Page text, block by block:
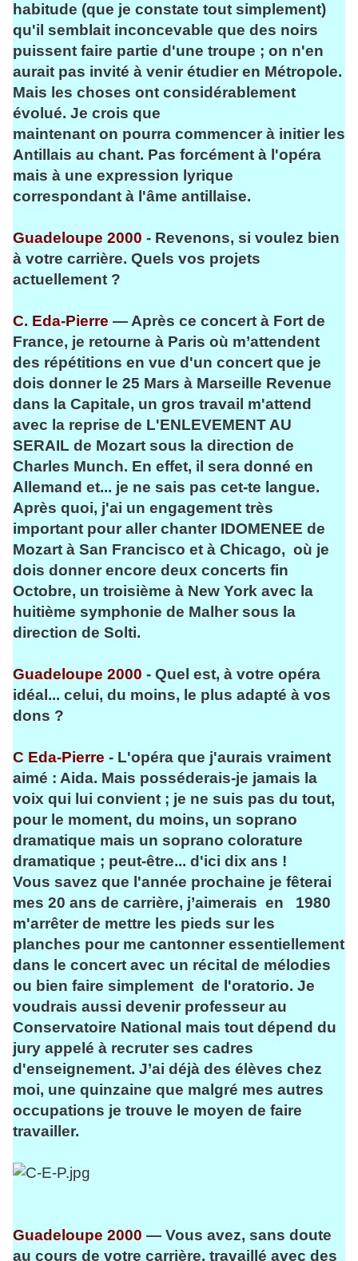
habitude (que je constate tout simplement)
qu'il semblait inconcevable que des noirs
puissent faire partie d'une troupe ; on n'en
aurait pas invité à venir étudier en Métropole.
Mais les choses ont considérablement
évolué. Je crois que
maintenant on pourra commencer à initier les
Antillais au chant. Pas forcément à l'opéra
mais à une expression lyrique
correspondant à l'âme antillaise.
Guadeloupe 2000 - Revenons, si voulez bien
à votre carrière. Quels vos projets
actuellement ?
C. Eda-Pierre — Après ce concert à Fort de
France, je retourne à Paris où m’attendent
des répétitions en vue d'un concert que je
dois donner le 25 Mars à Marseille Revenue
dans la Capitale, un gros travail m'attend
avec la reprise de L'ENLEVEMENT AU
SERAIL de Mozart sous la direction de
Charles Munch. En effet, il sera donné en
Allemand et... je ne sais pas cet-te langue.
Après quoi, j'ai un engagement très
important pour aller chanter IDOMENEE de
Mozart à San Francisco et à Chicago, où je
dois donner encore deux concerts fin
Octobre, un troisième à New York avec la
huitième symphonie de Malher sous la
direction de Solti.
Guadeloupe 2000 - Quel est, à votre opéra
idéal... celui, du moins, le plus adapté à vos
dons ?
C Eda-Pierre - L'opéra que j'aurais vraiment
aimé : Aida. Mais posséderais-je jamais la
voix qui lui convient ; je ne suis pas du tout,
pour le moment, du moins, un soprano
dramatique mais un soprano colorature
dramatique ; peut-être... d'ici dix ans !
Vous savez que l'année prochaine je fêterai
mes 20 ans de carrière, j’aimerais en 1980
m'arrêter de mettre les pieds sur les
planches pour me cantonner essentiellement
dans le concert avec un récital de mélodies
ou bien faire simplement de l'oratorio. Je
voudrais aussi devenir professeur au
Conservatoire National mais tout dépend du
jury appelé à recruter ses cadres
d'enseignement. J’ai déjà des élèves chez
moi, une quinzaine que malgré mes autres
occupations je trouve le moyen de faire
travailler.
Guadeloupe 2000 — Vous avez, sans doute
au cours de votre carrière, travaillé avec des